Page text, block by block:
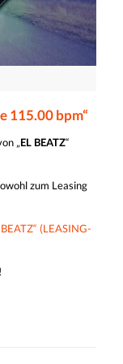
115.00 bpm“
„EL BEATZ“
zum Leasing
(LEASING-